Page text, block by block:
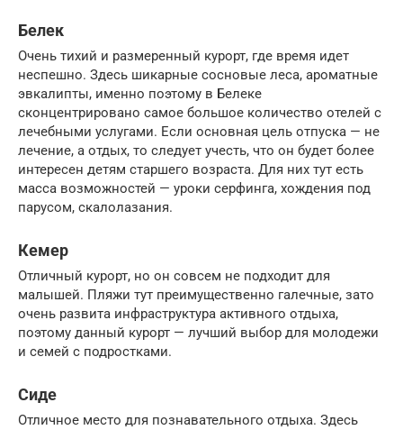
Белек
Очень тихий и размеренный курорт, где время идет
неспешно. Здесь шикарные сосновые леса, ароматные
эвкалипты, именно поэтому в Белеке
сконцентрировано самое большое количество отелей с
лечебными услугами. Если основная цель отпуска — не
лечение, а отдых, то следует учесть, что он будет более
интересен детям старшего возраста. Для них тут есть
масса возможностей — уроки серфинга, хождения под
парусом, скалолазания.
Кемер
Отличный курорт, но он совсем не подходит для
малышей. Пляжи тут преимущественно галечные, зато
очень развита инфраструктура активного отдыха,
поэтому данный курорт — лучший выбор для молодежи
и семей с подростками.
Сиде
Отличное место для познавательного отдыха. Здесь